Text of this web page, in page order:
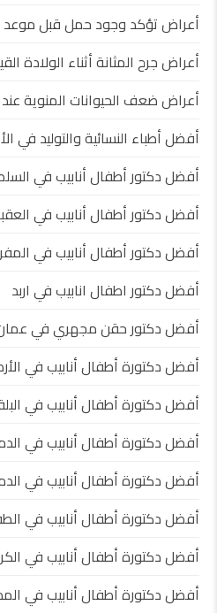
أعراض تؤكد وجود حمل قبل موعد
أعراض جرح المثانة أثناء الولادة
أعراض ضعف الحيوانات المنوية
أفضل أطباء النسائية والتوليد في
أفضل دكتور أطفال أنابيب في
أفضل دكتور أطفال أنابيب في
أفضل دكتور أطفال أنابيب في
أفضل دكتور اطفال انابيب في اربد
أفضل دكتور حقن مجهري في
أفضل دكتورة أطفال أنابيب في
أفضل دكتورة أطفال أنابيب في
أفضل دكتورة أطفال أنابيب في
أفضل دكتورة أطفال أنابيب في
أفضل دكتورة أطفال أنابيب في
أفضل دكتورة أطفال أنابيب في
أفضل دكتورة أطفال أنابيب في